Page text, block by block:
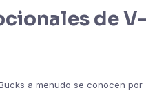
de V-
a menudo se conocen por